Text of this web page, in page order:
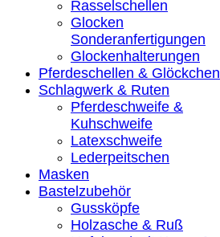
Rasselschellen
Glocken
Sonderanfertigungen
Glockenhalterungen
Pferdeschellen & Glöckchen
Schlagwerk & Ruten
Pferdeschweife &
Kuhschweife
Latexschweife
Lederpeitschen
Masken
Bastelzubehör
Gussköpfe
Holzasche & Ruß